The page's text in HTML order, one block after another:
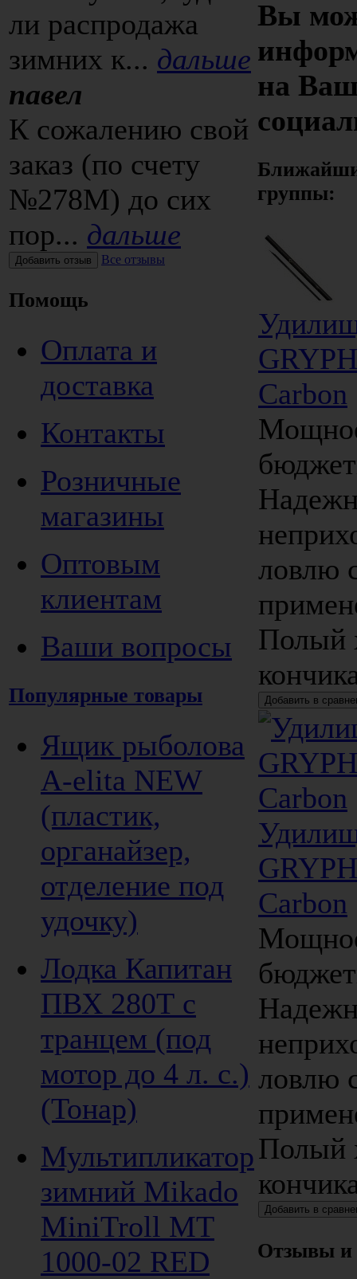
ли распродажа
зимних к... дальше
павел
К сожалению свой
заказ (по счету
№278М) до сих
пор... дальше
Все отзывы
Помощь
Оплата и
доставка
Контакты
Розничные
магазины
Оптовым
клиентам
Ваши вопросы
Популярные товары
Ящик рыболова
A-elita NEW
(пластик,
органайзер,
отделение под
удочку)
Лодка Капитан
ПВХ 280Т с
транцем (под
мотор до 4 л. с.)
(Тонар)
Мультипликатор
зимний Mikado
MiniTroll MT
1000-02 RED
Вы
на
группы:
Carbon
ловлю
Полый
Carbon
ловлю
Полый
Отзывы и